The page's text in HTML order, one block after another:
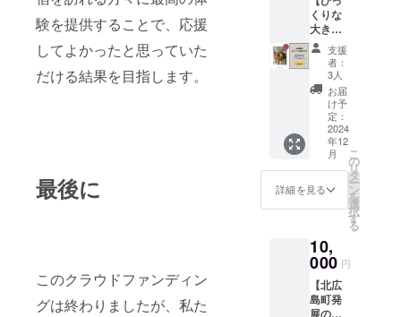
験を提供することで、応援
してよかったと思っていた
だける結果を目指します。
最後に
このクラウドファンディン
グは終わりましたが、私た
付され
たラベ
ルや注
意書き
をご確
認くだ
さい。
プロ
ジェク
ト終了
後、順
次発送
いたし
ます。
冷凍発
送で全
国送料
込み 原
材料及
び添加
物等の
食品表
示はお
届け商
品のラ
ベルに
表記さ
れま
す。 商
前には
必ずお
届けの
リター
ンに貼
付され
国送料
込み 原
材料及
び添加
物等の
食品表
示はお
届け商
品のラ
ベルに
表記さ
れま
す。 商
品開封
前には
届けの
リター
ンに貼
付され
たラベ
ルや注
プン前
に優先
的に予
約がで
きる特
典付き
2024/11
/30〜
2025/03
/30 ③
ベーグ
ルの朝
冷凍庫
にお勧
ベーグ
ルをご
用意い
たしま
す。 セ
イロで
と素材
の美味
しさを
感じら
れる
ヴィー
ガン
ドー
ナッツ4
個。イ
ベント
出展時
ぐに完
売する
す。 内
容量：4
個 ③宿
泊施設
の紹介
と、グ
ラノー
ラ（プ
レー
ン）、
そして
オリジ
ナル
ドップ
バッグ
のセッ
トで
じっく
りと発
豊かな
菓子を
お楽し
みくだ
さい。
り野菜
をお届
けしま
す。
【内
容】 ①
実家の
おじい
ちゃん
の新米
5kg（コ
シヒカ
リ）
北広島
で育っ
たお
米。9月
に収穫
された
みたい
と思っ
ている
方向け
のリ
ターン
です。
支援者
様に感
謝の気
持ちを
込め
て、特
プバッ
グをお
届けし
ます。
【内
くりな
大きさ
の一升
ベーグ
ルプラ
ン（常
温発
送）+宿
泊割引
10%OF
F】 子
供の1歳
のお祝
いや自
生日、
みんな
が集ま
る特別
な日な
支援
者：
3人
お届
け予
定：
2024
年12
月
詳細を見る
こ
の
リ
タ
ー
ン
を
選
択
す
る
10,
000 円
【北広
島町発
展の為